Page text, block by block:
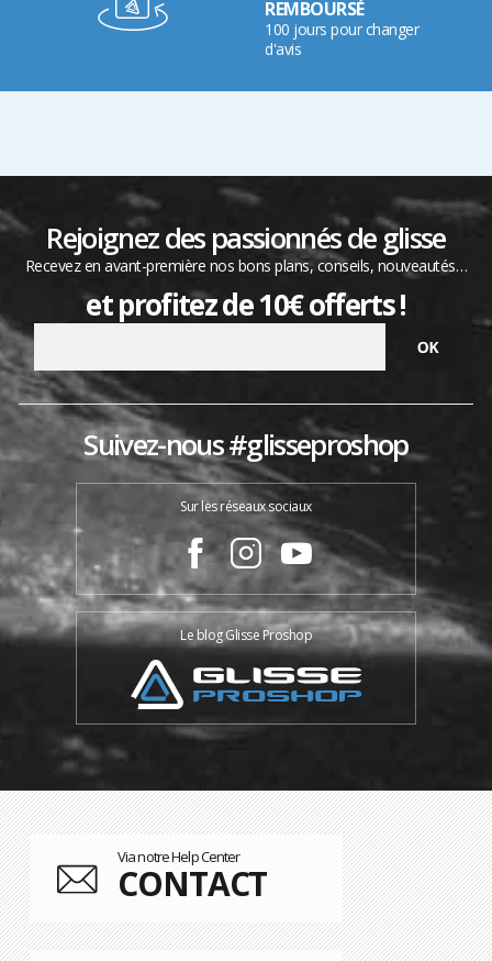
REMBOURSÉ
100 jours pour changer
d'avis
Rejoignez des passionnés de glisse
Recevez en avant-première nos bons plans, conseils, nouveautés…
et profitez de 10€ offerts !
Suivez-nous #glisseproshop
Sur les réseaux sociaux
Le blog Glisse Proshop
Via notre Help Center
CONTACT